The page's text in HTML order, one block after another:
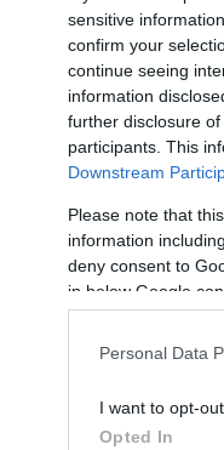
sensitive
confirm your
continue seeing
information
further disclosure
participants. This
Downstream
Please note that
information
deny consent to
in below Google
Personal Data
I want to opt-
Opted In
χθες το απόγευμα
η